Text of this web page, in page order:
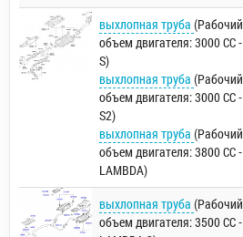
выхлопная труба (Рабочий
объем двигателя: 3000 CC -
S)
выхлопная труба (Рабочий
объем двигателя: 3000 CC -
S2)
выхлопная труба (Рабочий
объем двигателя: 3800 CC -
LAMBDA)
выхлопная труба (Рабочий
объем двигателя: 3500 CC -